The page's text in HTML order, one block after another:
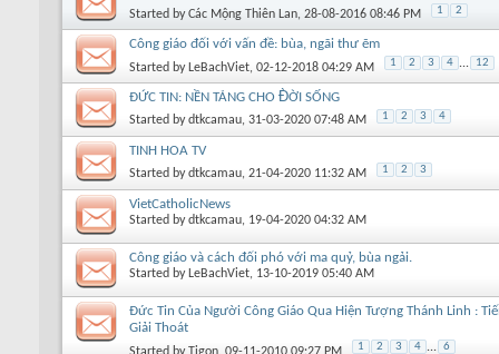
Started byCác Mộng Thiên Lan, 28-08-2016 08:46 PM 1 2
Công giáo đối với vấn đề: bùa, ngãi thư ẽm
Started by LeBachViet, 02-12-2018 04:29 AM 1 2 3 4 ... 12
ĐỨC TIN: NỀN TẢNG CHO Đ̀ỜI SỐNG
Started bydtkcamau, 31-03-2020 07:48 AM 1 2 3 4
TINH HOA TV
Started bydtkcamau, 21-04-2020 11:32 AM 1 2 3
VietCatholicNews
Started bydtkcamau, 19-04-2020 04:32 AM
Công giáo và cách đối phó với ma quỷ, bùa ngải.
Started by LeBachViet, 13-10-2019 05:40 AM
Đức Tin Của Người Công Giáo Qua Hiện Tượng Thánh Linh :
Giải Thoát
1 2 3 4 ... 6